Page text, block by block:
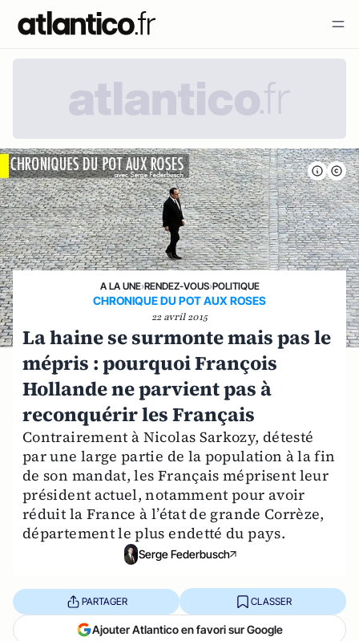
A LA UNE›RENDEZ-VOUS›POLITIQUE
CHRONIQUE DU POT AUX ROSES
22 avril 2015
La haine se surmonte mais pas le
mépris : pourquoi François
Hollande ne parvient pas à
reconquérir les Français
Contrairement à Nicolas Sarkozy, détesté
par une large partie de la population à la fin
de son mandat, les Français méprisent leur
président actuel, notamment pour avoir
réduit la France à l’état de grande Corrèze,
département le plus endetté du pays.
Serge Federbusch
PARTAGER CLASSER
Ajouter Atlantico en favori sur Google